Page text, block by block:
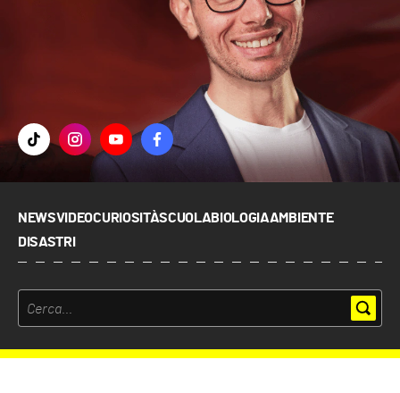
NEWSVIDEOCURIOSITÀSCUOLABIOLOGIAAMBIENTE
DISASTRI